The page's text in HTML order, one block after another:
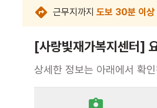
근무지까지 도보 30분 이상
[사랑빛재가복지센터]
상세한 정보는 아래에서 확